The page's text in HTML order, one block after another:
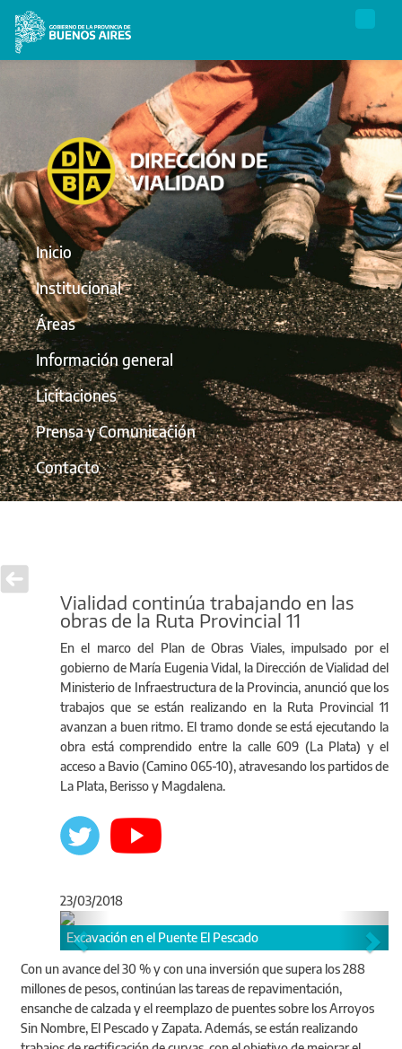
Inicio
Institucional
Áreas
Información general
Licitaciones
Prensa y Comunicación
Contacto
Vialidad continúa trabajando en las
obras de la Ruta Provincial 11
En el marco del Plan de Obras Viales, impulsado por el
gobierno de María Eugenia Vidal, la Dirección de Vialidad del
Ministerio de Infraestructura de la Provincia, anunció que los
trabajos que se están realizando en la Ruta Provincial 11
avanzan a buen ritmo. El tramo donde se está ejecutando la
obra está comprendido entre la calle 609 (La Plata) y el
acceso a Bavio (Camino 065-10), atravesando los partidos de
La Plata, Berisso y Magdalena.
23/03/2018
en el Puente El Pescado
Con un avance del 30 % y con una inversión que supera los 288
millones de pesos, continúan las tareas de repavimentación,
ensanche de calzada y el reemplazo de puentes sobre los Arroyos
Sin Nombre, El Pescado y Zapata. Además, se están realizando